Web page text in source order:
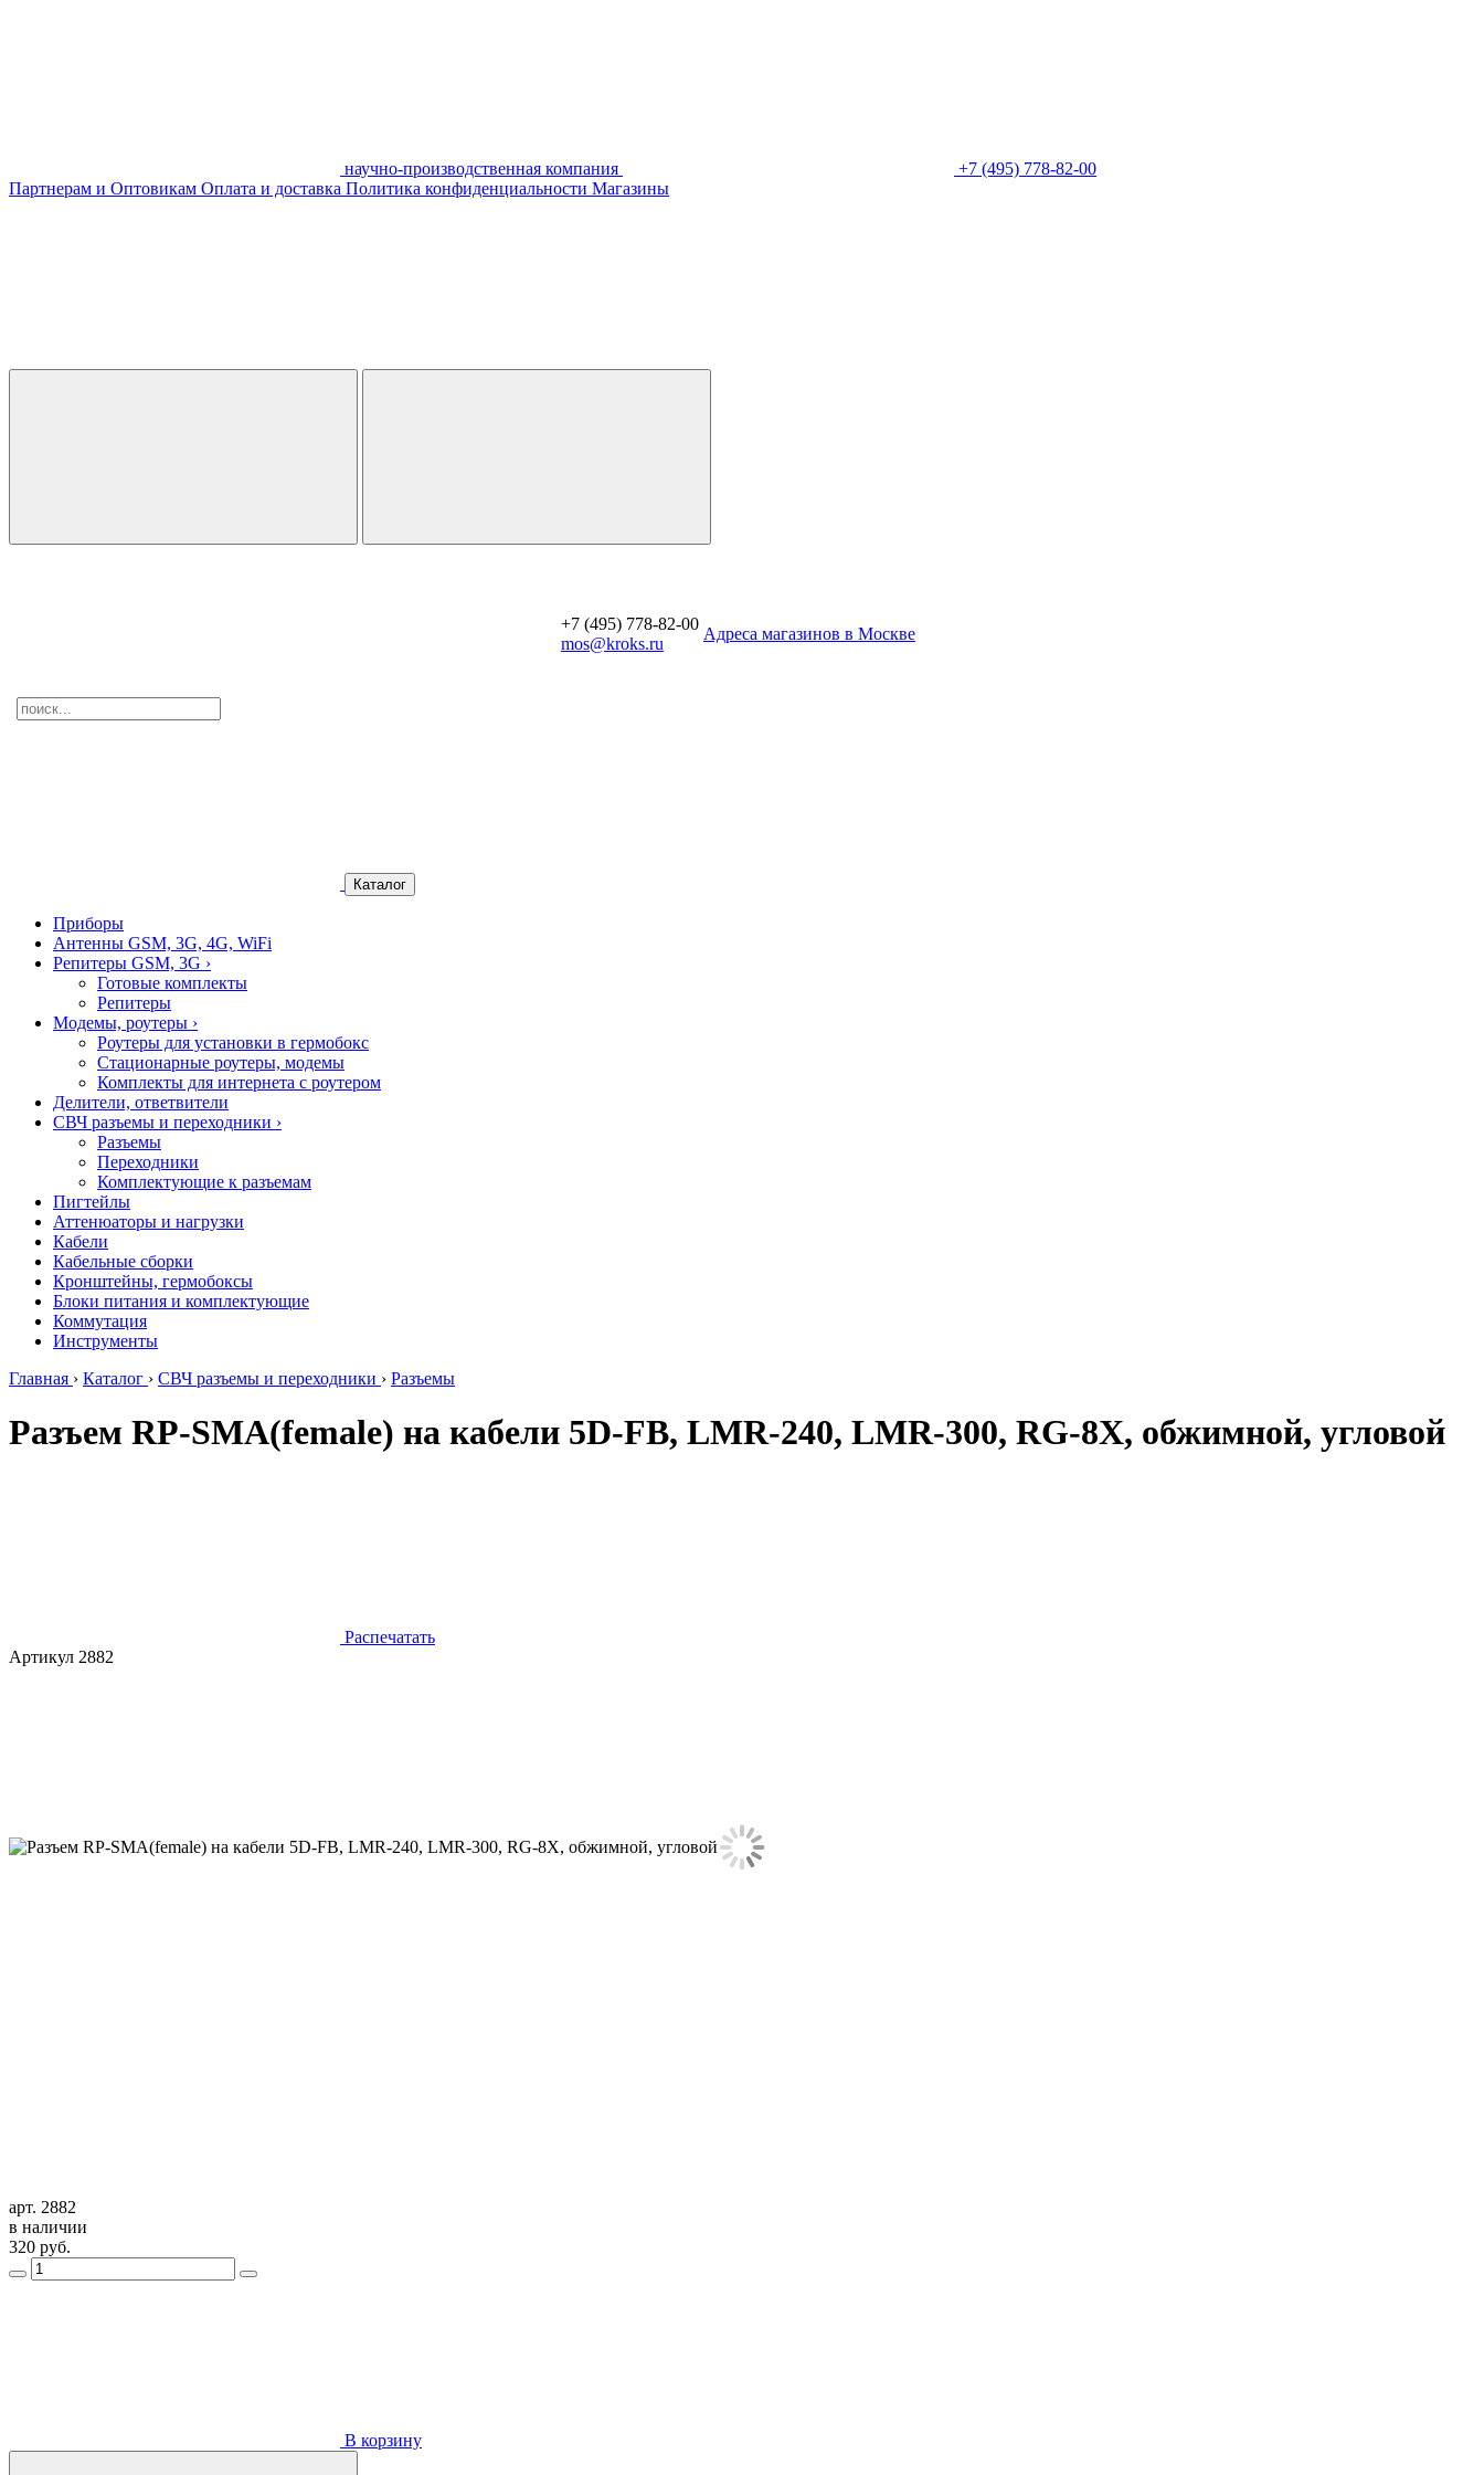
научно-производственная компания
+7 (495) 778-82-00
Партнерам и Оптовикам Оплата и доставка Политика конфиденциальности Магазины
+7 (495) 778-82-00
mos@kroks.ru
Aдреса магазинов в Москве
Каталог
Приборы
Антенны GSM, 3G, 4G, WiFi
Репитеры GSM, 3G ›
Готовые комплекты
Репитеры
Модемы, роутеры ›
Роутеры для установки в гермобокс
Стационарные роутеры, модемы
Комплекты для интернета с роутером
Делители, ответвители
СВЧ разъемы и переходники ›
Разъемы
Переходники
Комплектующие к разъемам
Пигтейлы
Аттенюаторы и нагрузки
Кабели
Кабельные сборки
Кронштейны, гермобоксы
Блоки питания и комплектующие
Коммутация
Инструменты
Главная › Каталог › СВЧ разъемы и переходники › Разъемы
Разъем RP-SMA(female) на кабели 5D-FB, LMR-240, LMR-300, RG-8X, обжимной, угловой
Распечатать
Артикул 2882
арт. 2882
в наличии
320 руб.
В корзину